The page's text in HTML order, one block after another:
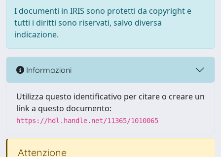
I documenti in IRIS sono protetti da copyright e
tutti i diritti sono riservati, salvo diversa
indicazione.
Informazioni
Utilizza questo identificativo per citare o creare un
link a questo documento:
https://hdl.handle.net/11365/1010065
Attenzione